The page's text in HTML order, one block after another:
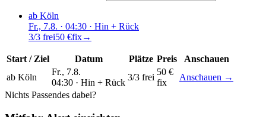
ab Köln
Fr., 7.8. · 04:30 · Hin + Rück
3/3 frei50 €fix→
Start / Ziel Datum Plätze Preis
Anschauen
ab Köln
Fr., 7.8.
04:30 · Hin + Rück
3/3 frei
50 €
fix
Anschauen →
Nichts Passendes dabei?